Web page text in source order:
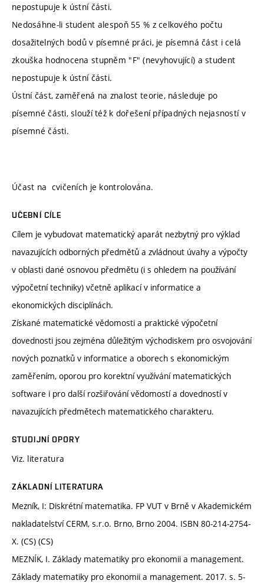
nepostupuje k ústní části.
Nedosáhne-li student alespoň 55 % z celkového počtu
dosažitelných bodů v písemné práci, je písemná část i celá
zkouška hodnocena stupněm "F" (nevyhovující) a student
nepostupuje k ústní části.
Ústní část, zaměřená na znalost teorie, následuje po
písemné části, slouží též k dořešení případných nejasností v
písemné části.
Účast na cvičeních je kontrolována.
UČEBNÍ CÍLE
Cílem je vybudovat matematický aparát nezbytný pro výklad
navazujících odborných předmětů a zvládnout úvahy a výpočty
v oblasti dané osnovou předmětu (i s ohledem na používání
výpočetní techniky) včetně aplikací v informatice a
ekonomických disciplínách.
Získané matematické vědomosti a praktické výpočetní
dovednosti jsou zejména důležitým východiskem pro osvojování
nových poznatků v informatice a oborech s ekonomickým
zaměřením, oporou pro korektní využívání matematických
software i pro další rozšiřování vědomostí a dovedností v
navazujících předmětech matematického charakteru.
STUDIJNÍ OPORY
Viz. literatura
ZÁKLADNÍ LITERATURA
Mezník, I: Diskrétní matematika. FP VUT v Brně v Akademickém
nakladatelství CERM, s.r.o. Brno, Brno 2004. ISBN 80-214-2754-
X. (CS) (CS)
MEZNÍK, I. Základy matematiky pro ekonomii a management.
Základy matematiky pro ekonomii a management. 2017. s. 5-